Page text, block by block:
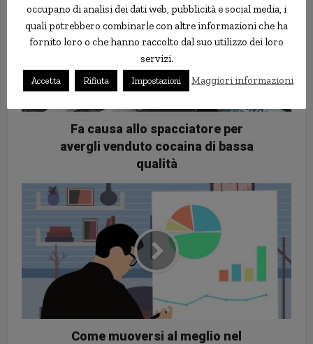
Fa causa allo spacciatore per
avergli venduto cocaina di bassa
qualità
Come muoversi al meglio nel
occupano di analisi dei dati web, pubblicità e social media, i
quali potrebbero combinarle con altre informazioni che ha
fornito loro o che hanno raccolto dal suo utilizzo dei loro
servizi.
Accetta Rifiuta Impostazioni Maggiori informazioni